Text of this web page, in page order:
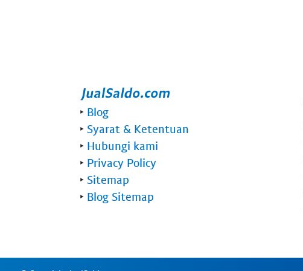
‣ Blog
‣ Syarat & Ketentuan
‣ Hubungi kami
‣ Privacy Policy
‣ Sitemap
‣ Blog Sitemap